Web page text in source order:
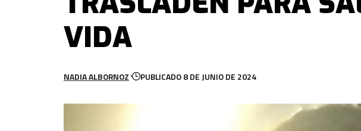
VIDA
NADIA ALBORNOZ PUBLICADO 8 DE JUNIO DE 2024